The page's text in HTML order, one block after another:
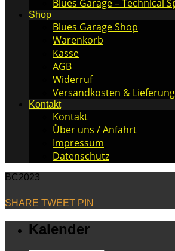
Blues Garage – Technical
Shop
Blues Garage Shop
Warenkorb
Kasse
AGB
Widerruf
Versandkosten & Lieferung
Kontakt
Kontakt
Über uns / Anfahrt
Impressum
Datenschutz
BC2023
SHARE TWEET PIN
Kalender